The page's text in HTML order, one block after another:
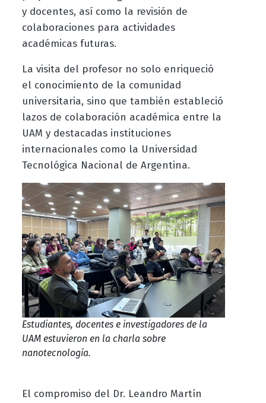
y docentes, así como la revisión de
colaboraciones para actividades
académicas futuras.
La visita del profesor no solo enriqueció
el conocimiento de la comunidad
universitaria, sino que también estableció
lazos de colaboración académica entre la
UAM y destacadas instituciones
internacionales como la Universidad
Tecnológica Nacional de Argentina.
Estudiantes, docentes e investigadores de la
UAM estuvieron en la charla sobre
nanotecnología.
El compromiso del Dr. Leandro Martín